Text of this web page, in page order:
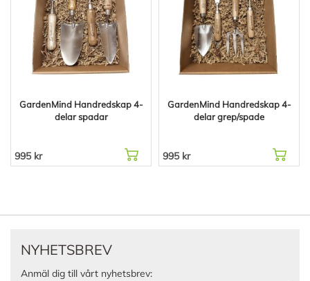
GardenMind Handredskap 4-
delar spadar
995 kr
GardenMind Handredskap 4-
delar grep/spade
995 kr
NYHETSBREV
Anmäl dig till vårt nyhetsbrev: